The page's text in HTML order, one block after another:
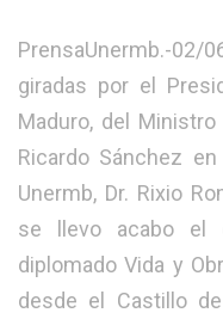
PrensaUnermb.-02/
giradas por el
Maduro, del Ministro
Ricardo Sánchez
Unermb, Dr. Rixio
se llevo acabo el
diplomado Vida y
desde el Castillo